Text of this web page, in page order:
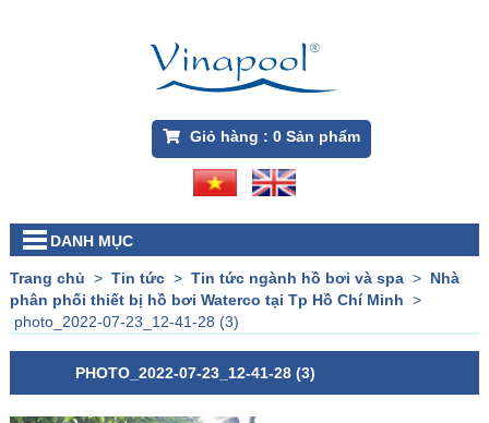
Giỏ hàng : 0Sản phẩm
DANH MỤC
Trang chủ > Tin tức> Tin tức ngành hồ bơi và spa> Nhà
phân phối thiết bị hồ bơi Waterco tại Tp Hồ Chí Minh >
photo_2022-07-23_12-41-28 (3)
PHOTO_2022-07-23_12-41-28 (3)